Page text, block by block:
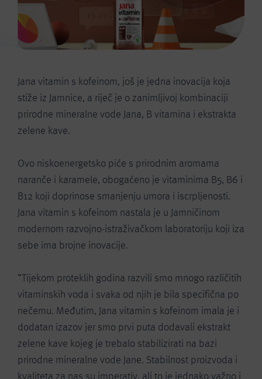
Jana vitamin s kofeinom, još je jedna inovacija koja
stiže iz Jamnice, a riječ je o zanimljivoj kombinaciji
prirodne mineralne vode Jana, B vitamina i ekstrakta
zelene kave.
Ovo niskoenergetsko piće s prirodnim aromama
naranče i karamele, obogaćeno je vitaminima B5, B6 i
B12 koji doprinose smanjenju umora i iscrpljenosti.
Jana vitamin s kofeinom nastala je u Jamničinom
modernom razvojno-istraživačkom laboratoriju koji iza
sebe ima brojne inovacije.
“Tijekom proteklih godina razvili smo mnogo različitih
vitaminskih voda i svaka od njih je bila specifična po
nečemu. Međutim, Jana vitamin s kofeinom imala je i
dodatan izazov jer smo prvi puta dodavali ekstrakt
zelene kave kojeg je trebalo stabilizirati na bazi
prirodne mineralne vode Jane. Stabilnost proizvoda i
kvaliteta za nas su imperativ, ali to je jednako važno i